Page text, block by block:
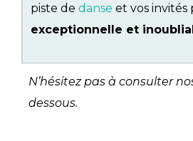
piste de danse et vos
exceptionnelle et
N’hésitez pas à consulter
dessous.